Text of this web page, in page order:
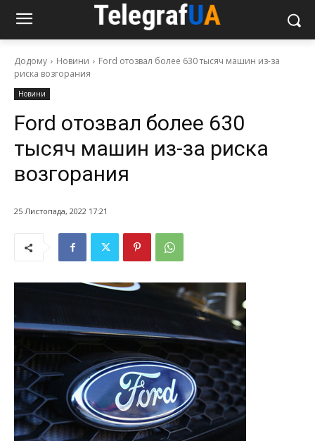
Додому Новини
Ford отозвал более 630 тысяч машин из-за
риска возгорания
Новини
Ford отозвал более 630
тысяч машин из-за риска
возгорания
25 Листопада, 2022 17:21